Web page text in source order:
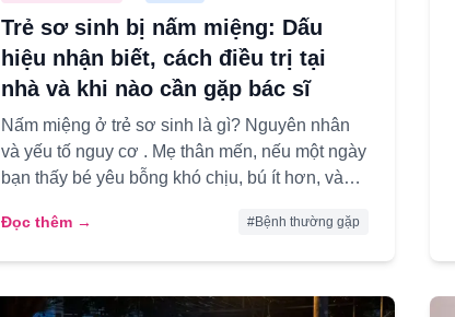
Trẻ sơ sinh bị nấm miệng: Dấu
hiệu nhận biết, cách điều trị tại
nhà và khi nào cần gặp bác sĩ
Nấm miệng ở trẻ sơ sinh là gì? Nguyên nhân
và yếu tố nguy cơ . Mẹ thân mến, nếu một ngày
bạn thấy bé yêu bỗng khó chịu, bú ít hơn, và
Đọc thêm → #Bệnh thường gặp